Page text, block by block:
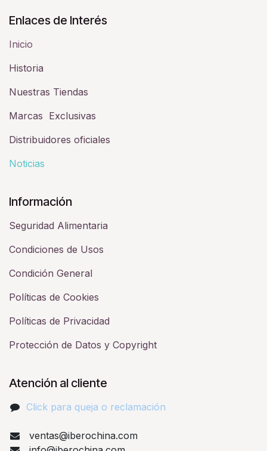
Enlaces de Interés
Inicio
Historia​
Nuestras Tiendas
Marcas Exclusivas
Distribuidores oficiales
Noticias
Información
Seguridad Alimentaria
Condiciones de Usos
Condición General
Políticas de Cookies
Políticas de Privacidad
Protección de Datos y Copyright
Atención al cliente
Click para queja o reclamación​
ventas@iberochina.com